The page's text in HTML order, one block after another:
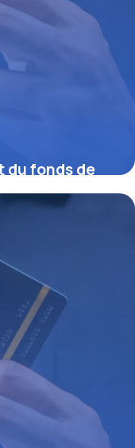
du fonds de